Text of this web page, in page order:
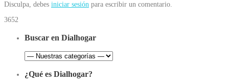
Disculpa, debes iniciar sesión para escribir un comentario.
3652
Buscar en Dialhogar
¿Qué es Dialhogar?